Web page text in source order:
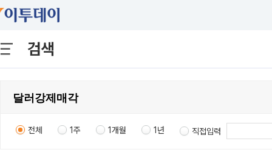
검색
전체 1주 1개월 1년 직접입력